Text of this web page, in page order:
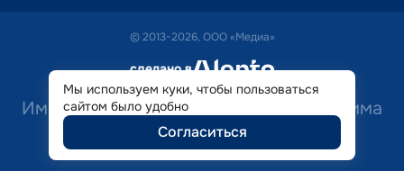
© 2013-2026, ООО «Медиа»
сделано в alente
Имеются противопоказания. Необходима
консультация специалиста.
Мы используем куки, чтобы пользоваться
сайтом было удобно
Согласиться